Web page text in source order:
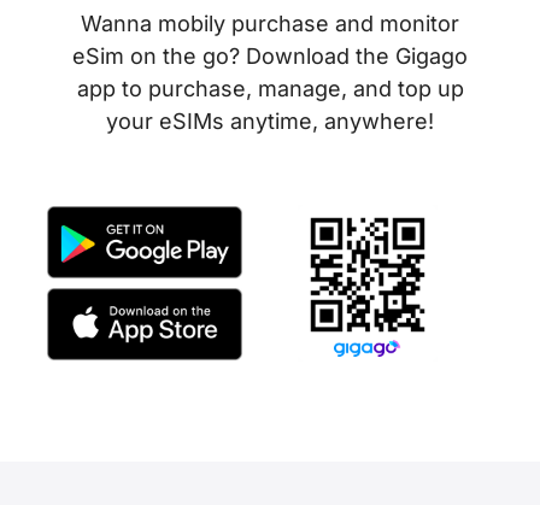
Wanna mobily purchase and monitor
eSim on the go? Download the Gigago
app to purchase, manage, and top up
your eSIMs anytime, anywhere!